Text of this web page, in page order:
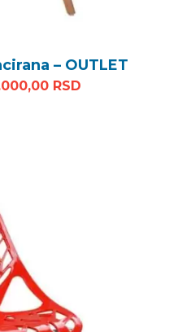
– OUTLET
cena je bila:
RSD